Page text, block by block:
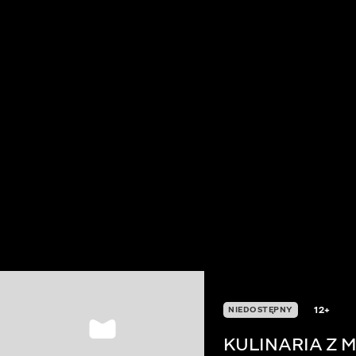
NIEDOSTĘPNY 12+
KULINARIA Z